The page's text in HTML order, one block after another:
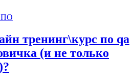
ПО
тренинг\курс по qa
(и не только